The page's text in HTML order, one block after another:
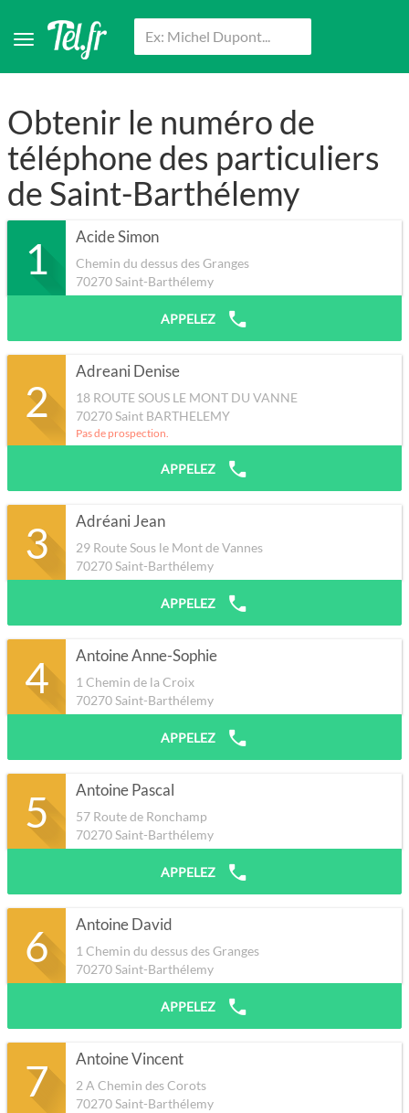
Obtenir le numéro de
téléphone des particuliers
de Saint-Barthélemy
1 Acide Simon
Chemin du dessus des Granges
70270Saint-Barthélemy
APPELEZ
2
Adreani Denise
18 ROUTE SOUS LE MONT DU VANNE
70270Saint BARTHELEMY
Pas de prospection.
APPELEZ
3 Adréani Jean
29 Route Sous le Mont de Vannes
70270Saint-Barthélemy
APPELEZ
4 Antoine Anne-Sophie
1 Chemin de la Croix
70270Saint-Barthélemy
APPELEZ
5 Antoine Pascal
57 Route de Ronchamp
70270Saint-Barthélemy
APPELEZ
6 Antoine David
1 Chemin du dessus des Granges
70270Saint-Barthélemy
APPELEZ
7 Antoine Vincent
2 A Chemin des Corots
70270Saint-Barthélemy